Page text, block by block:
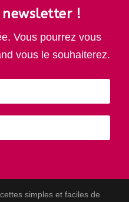
!
Vous pourrez vous
vous le souhaiterez.
simples et faciles de